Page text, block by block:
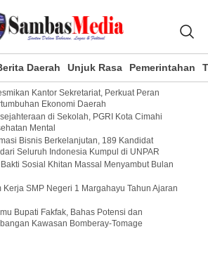
Daerah Unjuk Rasa Pemerintahan
Kantor Sekretariat, Perkuat Peran
Ekonomi Daerah
di Sekolah, PGRI Kota Cimahi
Mental
Bisnis Berkelanjutan, 189 Kandidat
Seluruh Indonesia Kumpul di UNPAR
Sosial Khitan Massal Menyambut Bulan
SMP Negeri 1 Margahayu Tahun Ajaran
Bupati Fakfak, Bahas Potensi dan
Kawasan Bomberay-Tomage